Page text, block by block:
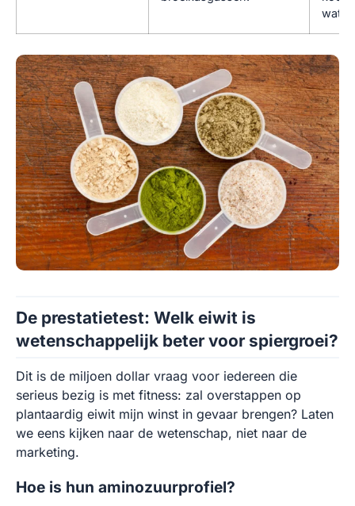
De prestatietest: Welk eiwit is
wetenschappelijk beter voor spiergroei?
Dit is de miljoen dollar vraag voor iedereen die
serieus bezig is met fitness: zal overstappen op
plantaardig eiwit mijn winst in gevaar brengen? Laten
we eens kijken naar de wetenschap, niet naar de
marketing.
Hoe is hun aminozuurprofiel?